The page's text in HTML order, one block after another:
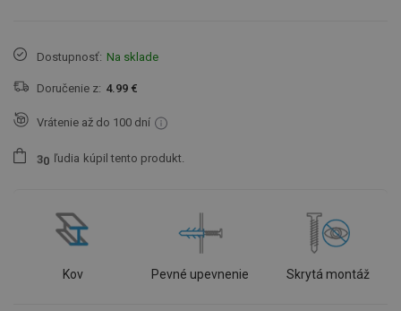
Dostupnosť: Na sklade
Doručenie z: 4.99 €
Vrátenie až do 100 dní
30 ľudia kúpil tento produkt.
Kov Pevné upevnenie Skrytá montáž